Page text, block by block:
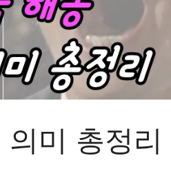
미 총정리